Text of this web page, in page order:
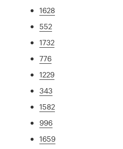
1628
552
1732
776
1229
343
1582
996
1659